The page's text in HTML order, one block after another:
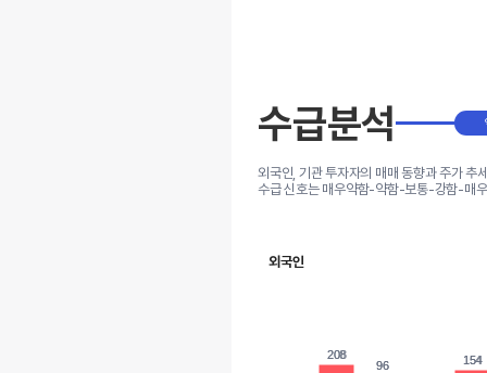
수급분석
외국인, 기관 투자자의 매매 동향과 주가 추
수급 신호는 매우약함-약함-보통-강함-매
외국인
208
208
96
96 154
154